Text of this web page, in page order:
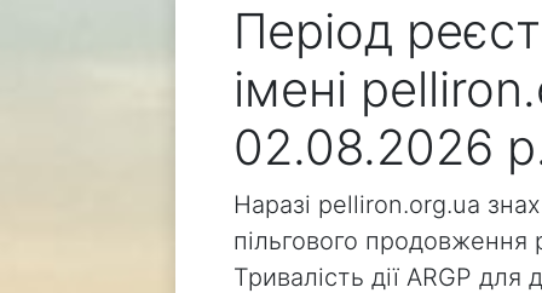
Період
імені
02.08.2026
Наразі pelliron.org.ua
пільгового продовження
Тривалість дії ARGP